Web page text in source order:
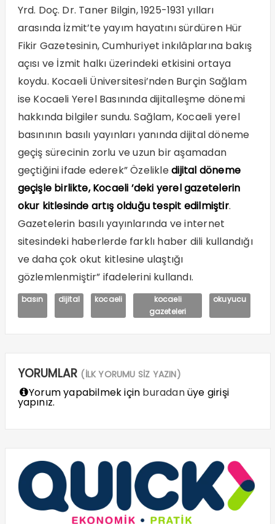
Yrd. Doç. Dr. Taner Bilgin, 1925-1931 yılları
arasında İzmit’te yayım hayatını sürdüren Hür
Fikir Gazetesinin, Cumhuriyet inkılâplarına bakış
açısı ve İzmit halkı üzerindeki etkisini ortaya
koydu. Kocaeli Üniversitesi’nden Burçin Sağlam
ise Kocaeli Yerel Basınında dijitalleşme dönemi
hakkında bilgiler sundu. Sağlam, Kocaeli yerel
basınının basılı yayınları yanında dijital döneme
geçiş sürecinin zorlu ve uzun bir aşamadan
geçtiğini ifade ederek” Özelikledijital döneme
geçişle birlikte, Kocaeli ’deki yerel gazetelerin
okur kitlesinde artış olduğu tespit edilmiştir.
Gazetelerin basılı yayınlarında ve internet
sitesindeki haberlerde farklı haber dili kullandığı
ve daha çok okut kitlesine ulaştığı
gözlemlenmiştir” ifadelerini kullandı.
basın dijital kocaeli
kocaeli
gazeteleri
okuyucu
YORUMLAR (İLK YORUMU SİZ YAZIN)
Yorum yapabilmek için buradanüye girişi
yapınız.